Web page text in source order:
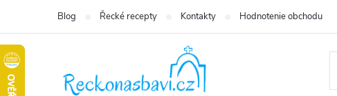
obsah
Blog Řecké recepty Kontakty Hodnotenie obchodu